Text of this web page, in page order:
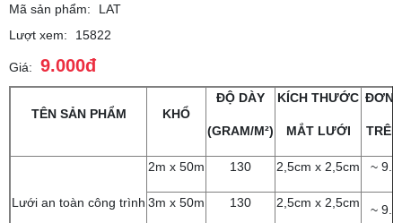
Mã sản phẩm:
LAT
Lượt xem:
15822
Giá: 9.000đ
TÊN SẢN PHẨM KHỔ
ĐỘ DÀY
(GRAM/M²)
KÍCH THƯỚC
MẮT LƯỚI
ĐƠN
Lưới an toàn công trình
2m x 50m 130 2,5cm x 2,5cm ~
3m x 50m 130 2,5cm x 2,5cm
~